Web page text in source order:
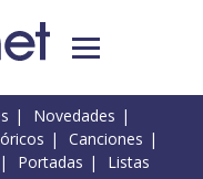
Novedades
Canciones
Portadas Listas